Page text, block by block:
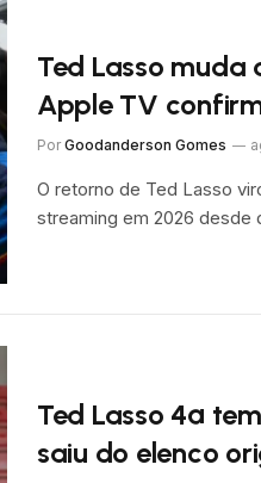
Ted Lasso
Apple TV
Por Goodanderson Gomes
O retorno de Ted Lasso
streaming em 2026 desde
Ted Lasso 4ª
saiu do elenco